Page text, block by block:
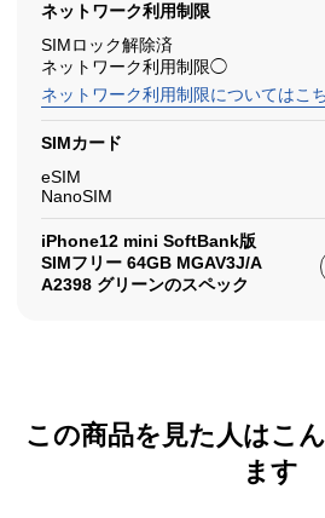
ネットワーク利用制限
SIMロック解除済
ネットワーク利用制限◯
ネットワーク利用制限についてはこ
SIMカード
eSIM
NanoSIM
iPhone12 mini SoftBank版
SIMフリー 64GB MGAV3J/A
A2398 グリーンのスペック
この商品を見た人はこ
ます